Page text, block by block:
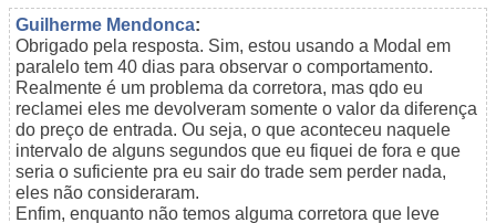
Guilherme Mendonca:
Obrigado pela resposta. Sim, estou usando a Modal em
paralelo tem 40 dias para observar o comportamento.
Realmente é um problema da corretora, mas qdo eu
reclamei eles me devolveram somente o valor da diferença
do preço de entrada. Ou seja, o que aconteceu naquele
intervalo de alguns segundos que eu fiquei de fora e que
seria o suficiente pra eu sair do trade sem perder nada,
eles não consideraram.
Enfim, enquanto não temos alguma corretora que leve